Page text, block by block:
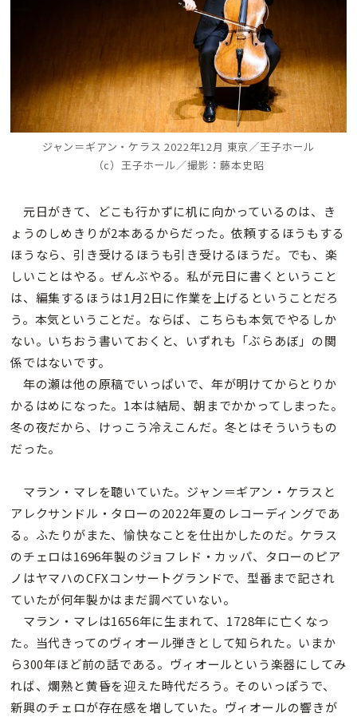
ジャン＝ギアン・ケラス 2022年12月 東京／王子ホール
（c）王子ホール／撮影：藤本史昭
元日がきて、どこも行かずに机に向かっているのは、き
ょうのしめきりが2本あるからだった。依頼するほうもする
ほうなら、引き受けるほうも引き受けるほうだ。でも、楽
しいことはやる。ぜんぶやる。私が元日に書くということ
は、編集するほうは1月2日に作業を上げるということだろ
う。本気ということだ。ならば、こちらも本気でやるしか
ない。いちおう書いておくと、いずれも「ぶらあぼ」の関
係ではないです。
年の瀬は他の原稿でいっぱいで、年が明けてからとりか
かるはめになった。1本は結局、朝までかかってしまった。
冬の夜だから、けっこう冷えこんだ。冬とはそういうもの
だった。
マラン・マレを聴いていた。ジャン＝ギアン・ケラスと
アレクサンドル・タローの2022年夏のレコーディングであ
る。ふたりがまた、愉快なことを仕出かしたのだ。ケラス
のチェロは1696年製のジョフレド・カッパ、タローのピア
ノはヤマハのCFXコンサートグランドで、型番まで記され
ていたが何年製かはまだ調べていない。
マラン・マレは1656年に生まれて、1728年に亡くなっ
た。当代きってのヴィオール弾きとして知られた。いまか
ら300年ほど前の話である。ヴィオールという楽器にしてみ
れば、爛熟と黄昏を迎えた時代だろう。そのいっぽうで、
新興のチェロが存在感を増していた。ヴィオールの響きが